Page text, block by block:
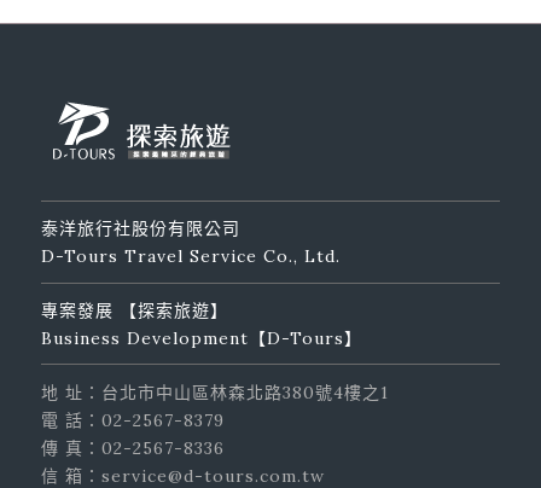
泰洋旅行社股份有限公司
D-Tours Travel Service Co., Ltd.
專案發展 【探索旅遊】
Business Development【D-Tours】
地 址：台北市中山區林森北路380號4樓之1
電 話：02-2567-8379
傳 真：02-2567-8336
信 箱：service@d-tours.com.tw